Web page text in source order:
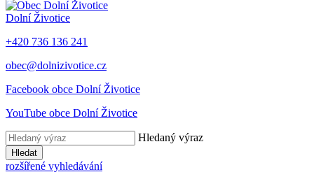
Dolní Životice
+420 736 136 241
obec@dolnizivotice.cz
Facebook obce Dolní Životice
YouTube obce Dolní Životice
Hledaný výraz
Hledat
rozšířené vyhledávání